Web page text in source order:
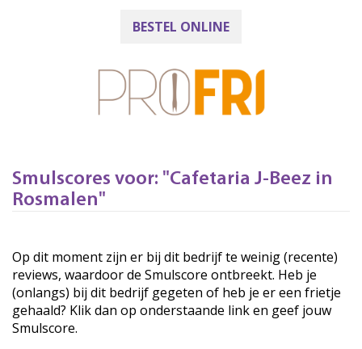
BESTEL ONLINE
Smulscores voor: "Cafetaria J-Beez in
Rosmalen"
Op dit moment zijn er bij dit bedrijf te weinig (recente)
reviews, waardoor de Smulscore ontbreekt. Heb je
(onlangs) bij dit bedrijf gegeten of heb je er een frietje
gehaald? Klik dan op onderstaande link en geef jouw
Smulscore.